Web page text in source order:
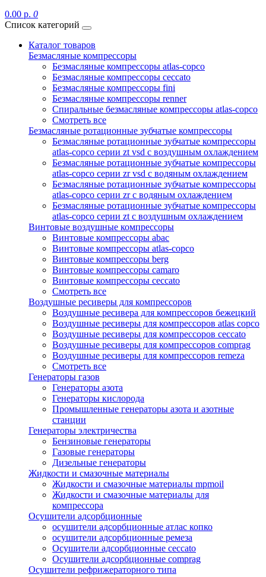
0.00 р. 0
Список категорий
Каталог товаров
Безмасляные компрессоры
Безмасляные компрессоры atlas-copco
Безмасляные компрессоры ceccato
Безмасляные компрессоры fini
Безмасляные компрессоры renner
Спиральные безмасляные компрессоры atlas-copco
Смотреть все
Безмасляные ротационные зубчатые компрессоры
Безмасляные ротационные зубчатые компрессоры
atlas-copco серии zt vsd с воздушным охлаждением
Безмасляные ротационные зубчатые компрессоры
atlas-copco серии zr vsd с водяным охлаждением
Безмасляные ротационные зубчатые компрессоры
atlas-copco серии zr с водяным охлаждением
Безмасляные ротационные зубчатые компрессоры
atlas-copco серии zt с воздушным охлаждением
Винтовые воздушные компрессоры
Винтовые компрессоры abac
Винтовые компрессоры atlas-copco
Винтовые компрессоры berg
Винтовые компрессоры camaro
Винтовые компрессоры ceccato
Смотреть все
Воздушные ресиверы для компрессоров
Воздушные ресивера для компрессоров бежецкий
Воздушные ресиверы для компрессоров atlas copco
Воздушные ресиверы для компрессоров ceccato
Воздушные ресиверы для компрессоров comprag
Воздушные ресиверы для компрессоров remeza
Смотреть все
Генераторы газов
Генераторы азота
Генераторы кислорода
Промышленные генераторы азота и азотные
станции
Генераторы электричества
Бензиновые генераторы
Газовые генераторы
Дизельные генераторы
Жидкости и смазочные материалы
Жидкости и смазочные материалы mpmoil
Жидкости и смазочные материалы для
компрессора
Осушители адсорбционные
осушители адсорбционные атлас копко
осушители адсорбционные ремеза
Осушители адсорбционные ceccato
Осушители адсорбционные comprag
Осушители рефрижераторного типа